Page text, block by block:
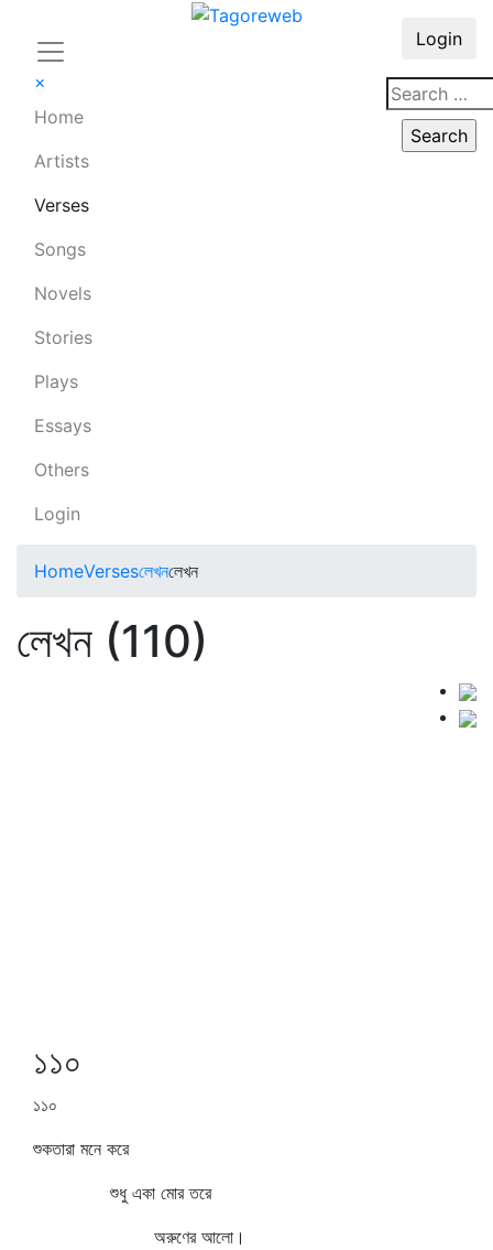
×
Home
Artists
Verses
Songs
Novels
Stories
Plays
Essays
Others
Login
Login
HomeVersesলেখনলেখন
লেখন (110)
১১০
১১০
শুকতারা মনে করে
শুধু একা মোর তরে
অরুণের আলো।